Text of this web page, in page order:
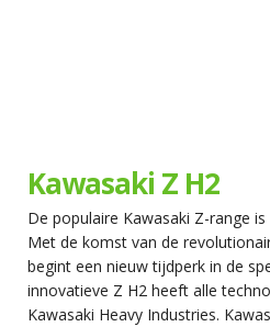
Kawasaki Z H2
De populaire Kawasaki Z-range
Met de komst van de
begint een nieuw tijdperk in de
innovatieve Z H2 heeft alle
Kawasaki Heavy Industries.